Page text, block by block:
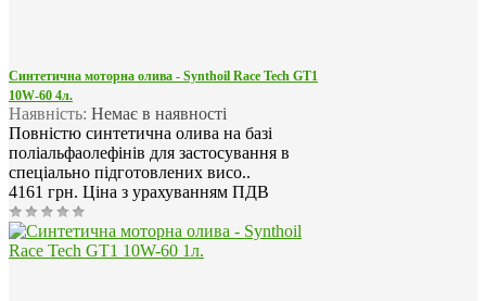
Синтетична моторна олива - Synthoil Race Tech GT1
10W-60 4л.
Наявність: Немає в наявності
Повністю синтетична олива на базі
поліальфаолефінів для застосування в
спеціально підготовлених висо..
4161 грн. Ціна з урахуванням ПДВ